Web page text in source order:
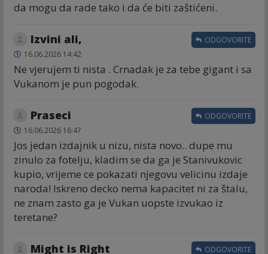
da mogu da rade tako i da će biti zaštićeni.
Izvini ali,
16.06.2026 14:42
Ne vjerujem ti nista . Crnadak je za tebe gigant i sa
Vukanom je pun pogodak.
ODGOVORITE
Praseci
16.06.2026 16:47
Jos jedan izdajnik u nizu, nista novo.. dupe mu
zinulo za fotelju, kladim se da ga je Stanivukovic
kupio, vrijeme ce pokazati njegovu velicinu izdaje
naroda! Iskreno decko nema kapacitet ni za štalu,
ne znam zasto ga je Vukan uopste izvukao iz
teretane?
ODGOVORITE
Might is Right ODGOVORITE